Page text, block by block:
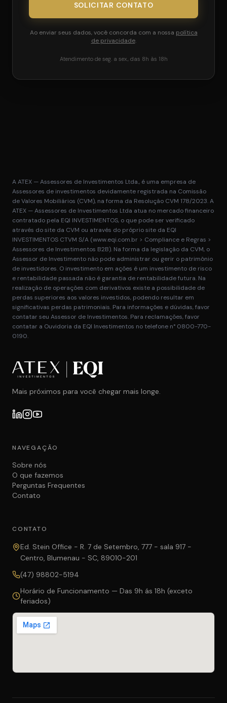
SOLICITAR CONTATO
Ao enviar seus dados, você concorda com a nossa política
de privacidade.
Atendimento de seg. a sex., das 8h às 18h
A ATEX — Assessores de Investimentos Ltda., é uma empresa de
Assessores de investimentos devidamente registrada na Comissão
de Valores Mobiliários (CVM), na forma da Resolução CVM 178/2023. A
ATEX — Assessores de Investimentos Ltda atua no mercado financeiro
contratado pela EQI INVESTIMENTOS, o que pode ser verificado
através do site da CVM ou através do próprio site da EQI
INVESTIMENTOS CTVM S/A (www.eqi.com.br > Compliance e Regras >
Assessores de Investimentos B2B). Na forma da legislação da CVM, o
Assessor de Investimento não pode administrar ou gerir o patrimônio
de investidores. O investimento em ações é um investimento de risco
e rentabilidade passada não é garantia de rentabilidade futura. Na
realização de operações com derivativos existe a possibilidade de
perdas superiores aos valores investidos, podendo resultar em
significativas perdas patrimoniais. Para informações e dúvidas, favor
contatar seu Assessor de Investimentos. Para reclamações, favor
contatar a Ouvidoria da EQI Investimentos no telefone n° 0800-770-
0190.
Mais próximos para você chegar mais longe.
NAVEGAÇÃO
Sobre nós
O que fazemos
Perguntas Frequentes
Contato
CONTATO
Ed. Stein Office - R. 7 de Setembro, 777 - sala 917 -
Centro, Blumenau - SC, 89010-201
(47) 98802-5194
Horário de Funcionamento — Das 9h ás 18h (exceto
feriados)